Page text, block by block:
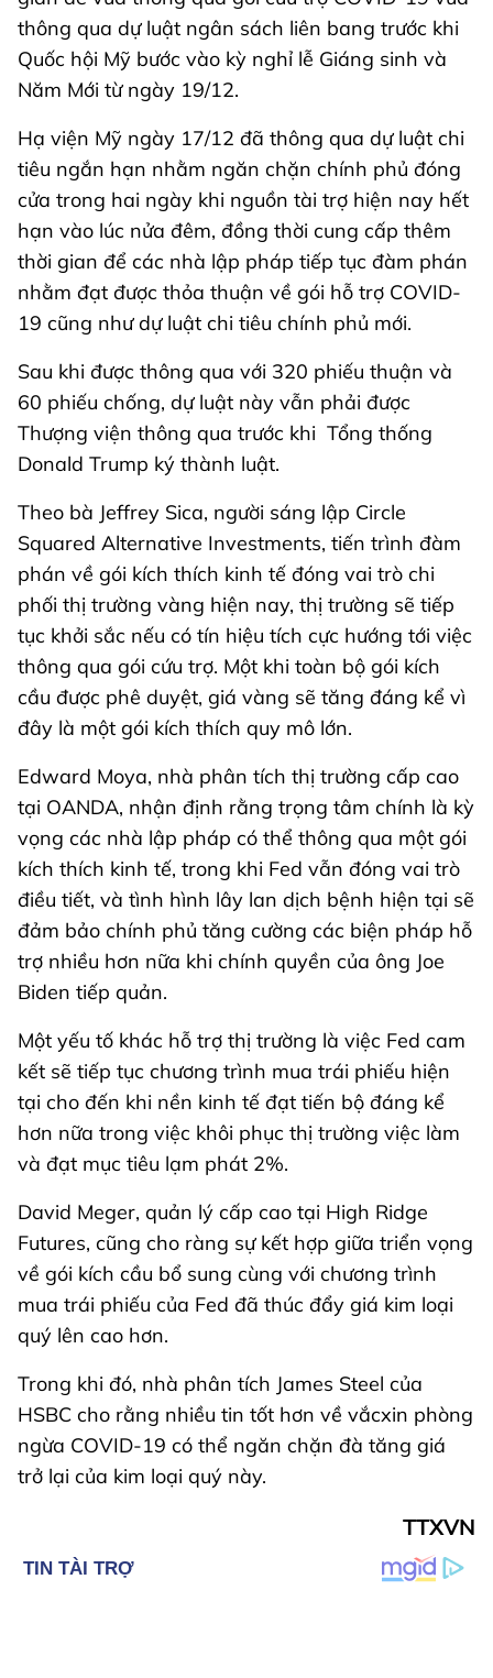
thông qua dự luật ngân sách liên bang trước khi
Quốc hội Mỹ bước vào kỳ nghỉ lễ Giáng sinh và
Năm Mới từ ngày 19/12.
Hạ viện Mỹ ngày 17/12 đã thông qua dự luật chi
tiêu ngắn hạn nhằm ngăn chặn chính phủ đóng
cửa trong hai ngày khi nguồn tài trợ hiện nay hết
hạn vào lúc nửa đêm, đồng thời cung cấp thêm
thời gian để các nhà lập pháp tiếp tục đàm phán
nhằm đạt được thỏa thuận về gói hỗ trợ COVID-
19 cũng như dự luật chi tiêu chính phủ mới.
Sau khi được thông qua với 320 phiếu thuận và
60 phiếu chống, dự luật này vẫn phải được
Thượng viện thông qua trước khi Tổng thống
Donald Trump ký thành luật.
Theo bà Jeffrey Sica, người sáng lập Circle
Squared Alternative Investments, tiến trình đàm
phán về gói kích thích kinh tế đóng vai trò chi
phối thị trường vàng hiện nay, thị trường sẽ tiếp
tục khởi sắc nếu có tín hiệu tích cực hướng tới việc
thông qua gói cứu trợ. Một khi toàn bộ gói kích
cầu được phê duyệt, giá vàng sẽ tăng đáng kể vì
đây là một gói kích thích quy mô lớn.
Edward Moya, nhà phân tích thị trường cấp cao
tại OANDA, nhận định rằng trọng tâm chính là kỳ
vọng các nhà lập pháp có thể thông qua một gói
kích thích kinh tế, trong khi Fed vẫn đóng vai trò
điều tiết, và tình hình lây lan dịch bệnh hiện tại sẽ
đảm bảo chính phủ tăng cường các biện pháp hỗ
trợ nhiều hơn nữa khi chính quyền của ông Joe
Biden tiếp quản.
Một yếu tố khác hỗ trợ thị trường là việc Fed cam
kết sẽ tiếp tục chương trình mua trái phiếu hiện
tại cho đến khi nền kinh tế đạt tiến bộ đáng kể
hơn nữa trong việc khôi phục thị trường việc làm
và đạt mục tiêu lạm phát 2%.
David Meger, quản lý cấp cao tại High Ridge
Futures, cũng cho ràng sự kết hợp giữa triển vọng
về gói kích cầu bổ sung cùng với chương trình
mua trái phiếu của Fed đã thúc đẩy giá kim loại
quý lên cao hơn.
Trong khi đó, nhà phân tích James Steel của
HSBC cho rằng nhiều tin tốt hơn về vắcxin phòng
ngừa COVID-19 có thể ngăn chặn đà tăng giá
trở lại của kim loại quý này.
TTXVN